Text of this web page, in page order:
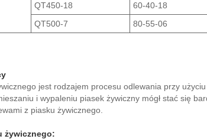
QT450-18
60-40-18
QT500-7
80-55-06
jest rodzajem procesu odlewania przy
i wypaleniu piasek żywiczny mógł stać się
z piasku żywicznego.
żywicznego: